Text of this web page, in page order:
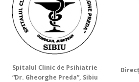
Spitalul Clinic de Psihiatrie
“Dr. Gheorghe Preda”, Sibiu